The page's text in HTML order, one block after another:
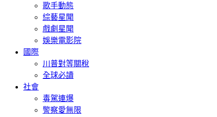
歌手動態
綜藝星聞
戲劇星聞
娛樂電影院
國際
川普對等關稅
全球必讀
社會
毒駕連爆
警察愛無限